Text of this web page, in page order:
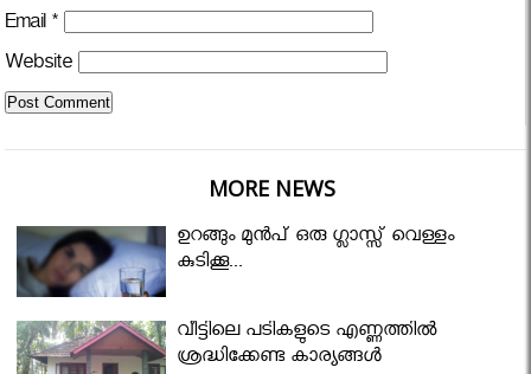
Email *
Website
MORE NEWS
ഉറങ്ങും മുന്‍പ് ഒരു ഗ്ലാസ്സ് വെള്ളം
കുടിക്കൂ...
വീട്ടിലെ പടികളുടെ എണ്ണത്തിൽ
ശ്രദ്ധിക്കേണ്ട കാര്യങ്ങൾ